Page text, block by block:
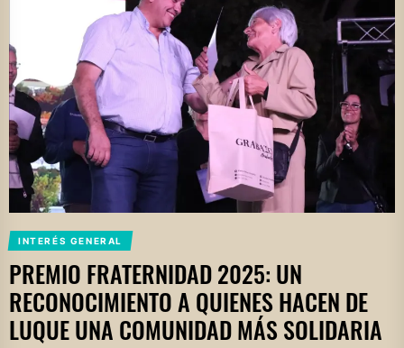
INTERÉS GENERAL
PREMIO FRATERNIDAD 2025: UN
RECONOCIMIENTO A QUIENES HACEN DE
LUQUE UNA COMUNIDAD MÁS SOLIDARIA